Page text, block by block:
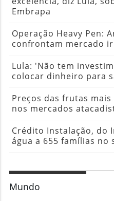
Embrapa
Operação Heavy Pen:
confrontam mercado
Lula: 'Não tem
colocar dinheiro para
Preços das frutas
nos mercados
Crédito Instalação, do
água a 655 famílias no
Mundo